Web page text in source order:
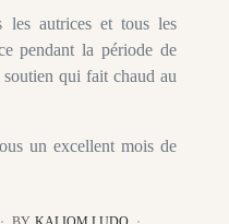
les autrices et tous les
pendant la période de
qui fait chaud au
un excellent mois de